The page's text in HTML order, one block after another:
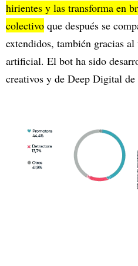
hirientes y las transforma en
colectivo que después se
extendidos, también gracias
artificial. El bot ha sido
creativos y de Deep Digital